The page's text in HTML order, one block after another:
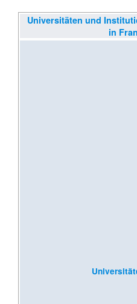
Universitäten und
in